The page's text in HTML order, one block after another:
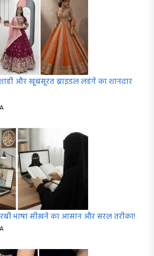
और खूबसूरत ब्राइडल लहंगे का शानदार
भाषा सीखने का आसान और सरल तरीका!